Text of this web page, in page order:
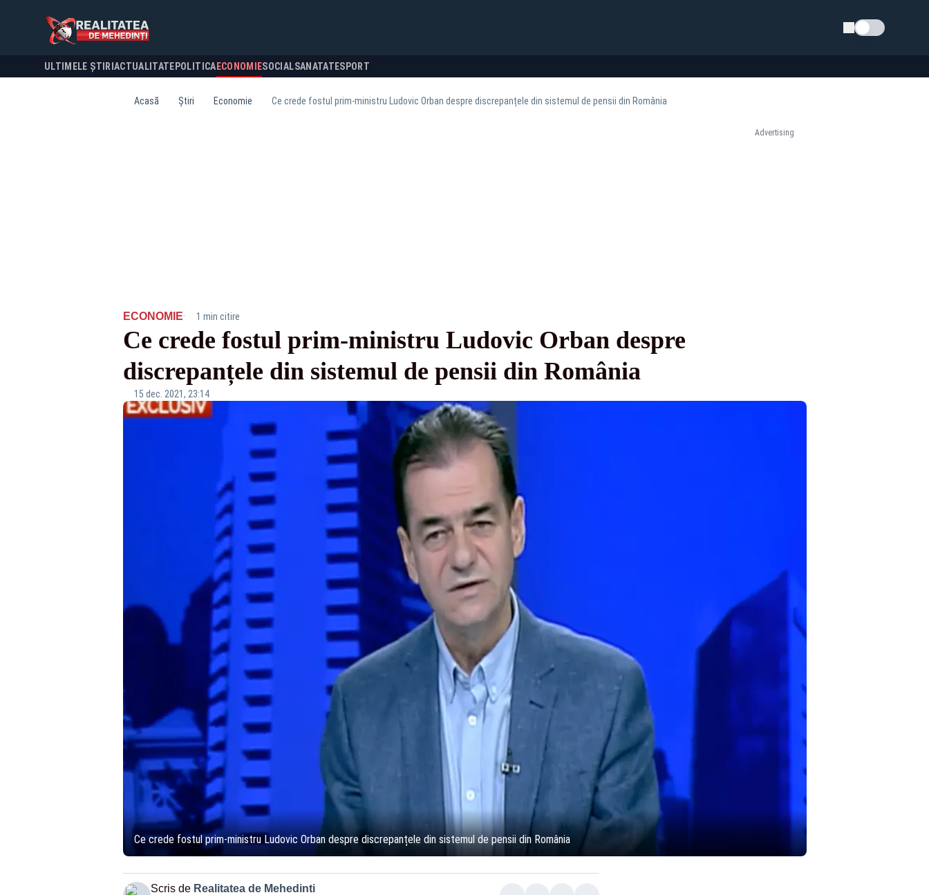
Schimba tema
ULTIMELE ȘTIRI ACTUALITATE POLITICA ECONOMIESOCIALSANATATESPORT
Acasă Știri Economie Ce crede fostul prim-ministru Ludovic Orban despre discrepanțele din sistemul de pensii din România
Advertising
ECONOMIE· 1 min citire
Ce crede fostul prim-ministru Ludovic Orban despre
discrepanțele din sistemul de pensii din România
15 dec. 2021, 23:14
Ce crede fostul prim-ministru Ludovic Orban despre discrepanțele din sistemul de pensii din România
Scris de Realitatea de Mehedinti